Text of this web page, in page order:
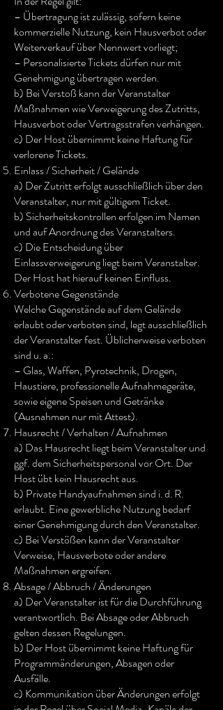
– Übertragung ist zulässig, sofern keine
kommerzielle Nutzung, kein Hausverbot oder
Weiterverkauf über Nennwert vorliegt;
– Personalisierte Tickets dürfen nur mit
Genehmigung übertragen werden.
b) Bei Verstoß kann der Veranstalter
Maßnahmen wie Verweigerung des Zutritts,
Hausverbot oder Vertragsstrafen verhängen.
c) Der Host übernimmt keine Haftung für
verlorene Tickets.
Einlass / Sicherheit / Gelände
a) Der Zutritt erfolgt ausschließlich über den
Veranstalter, nur mit gültigem Ticket.
b) Sicherheitskontrollen erfolgen im Namen
und auf Anordnung des Veranstalters.
c) Die Entscheidung über
Einlassverweigerung liegt beim Veranstalter.
Der Host hat hierauf keinen Einfluss.
Verbotene Gegenstände
Welche Gegenstände auf dem Gelände
erlaubt oder verboten sind, legt ausschließlich
der Veranstalter fest. Üblicherweise verboten
sind u. a.:
– Glas, Waffen, Pyrotechnik, Drogen,
Haustiere, professionelle Aufnahmegeräte,
sowie eigene Speisen und Getränke
(Ausnahmen nur mit Attest).
Hausrecht / Verhalten / Aufnahmen
a) Das Hausrecht liegt beim Veranstalter und
ggf. dem Sicherheitspersonal vor Ort. Der
Host übt kein Hausrecht aus.
b) Private Handyaufnahmen sind i. d. R.
erlaubt. Eine gewerbliche Nutzung bedarf
einer Genehmigung durch den Veranstalter.
c) Bei Verstößen kann der Veranstalter
Verweise, Hausverbote oder andere
Maßnahmen ergreifen.
Absage / Abbruch / Änderungen
a) Der Veranstalter ist für die Durchführung
verantwortlich. Bei Absage oder Abbruch
gelten dessen Regelungen.
b) Der Host übernimmt keine Haftung für
Programmänderungen, Absagen oder
Ausfälle.
c) Kommunikation über Änderungen erfolgt